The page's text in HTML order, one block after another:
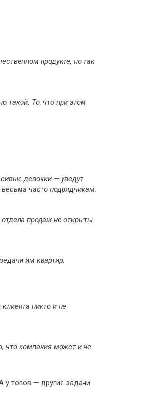
продукте, но так
такой. То, что при этом
девочки — уведут
часто подрядчикам.
отдела продаж не открыты
им квартир.
никто и не
что компания может и не
топов — другие задачи.